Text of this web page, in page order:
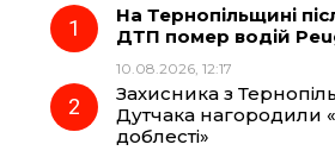
e
o
e
g
На Тернопільщині
ДТП помер водій
10.08.2026, 12:17
Захисника з
Дутчака нагородили
доблесті»